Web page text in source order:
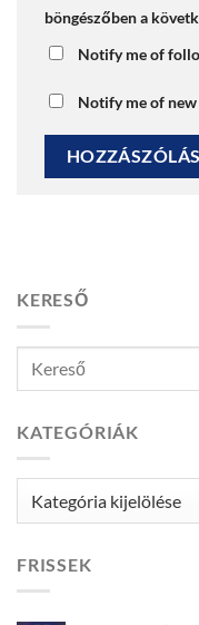
böngészőben a
Notify me of
Notify me of
KERESŐ
KATEGÓRIÁK
FRISSEK